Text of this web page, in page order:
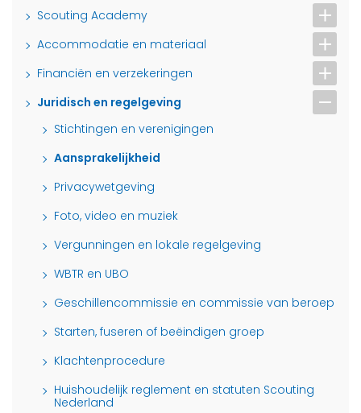
Scouting Academy
Accommodatie en materiaal
Financiën en verzekeringen
Juridisch en regelgeving
Stichtingen en verenigingen
Aansprakelijkheid
Privacywetgeving
Foto, video en muziek
Vergunningen en lokale regelgeving
WBTR en UBO
Geschillencommissie en commissie van beroep
Starten, fuseren of beëindigen groep
Klachtenprocedure
Huishoudelijk reglement en statuten Scouting
Nederland